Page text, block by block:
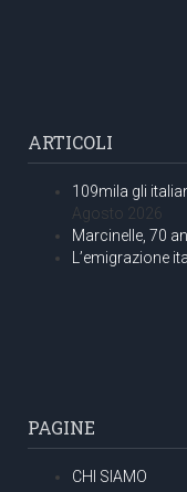
ARTICOLI
109mila gli
Agosto 2026
Marcinelle, 70
L’emigrazione
PAGINE
CHI SIAMO